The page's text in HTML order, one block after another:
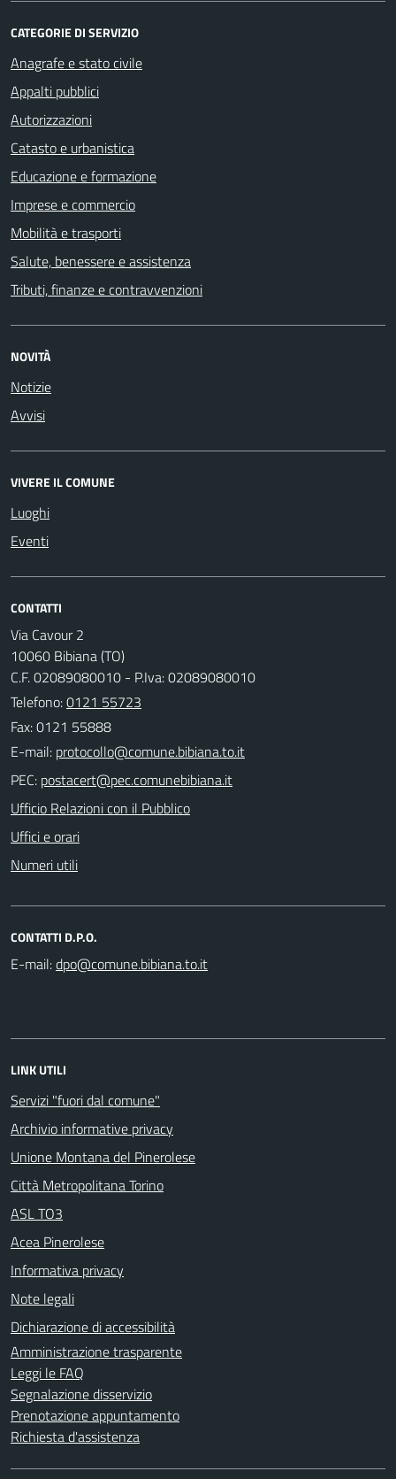
CATEGORIE DI SERVIZIO
Anagrafe e stato civile
Appalti pubblici
Autorizzazioni
Catasto e urbanistica
Educazione e formazione
Imprese e commercio
Mobilità e trasporti
Salute, benessere e assistenza
Tributi, finanze e contravvenzioni
NOVITÀ
Notizie
Avvisi
VIVERE IL COMUNE
Luoghi
Eventi
CONTATTI
Via Cavour 2
10060 Bibiana (TO)
C.F. 02089080010 - P.Iva: 02089080010
Telefono:0121 55723
Fax: 0121 55888
E-mail:
PEC:
Ufficio Relazioni con il Pubblico
Uffici e orari
Numeri utili
CONTATTI D.P.O.
E-mail:
LINK UTILI
Servizi "fuori dal comune"
Archivio informative privacy
Unione Montana del Pinerolese
Città Metropolitana Torino
ASL TO3
Acea Pinerolese
Informativa privacy
Note legali
Dichiarazione di accessibilità
Amministrazione trasparente
Leggi le FAQ
Segnalazione disservizio
Prenotazione appuntamento
Richiesta d'assistenza